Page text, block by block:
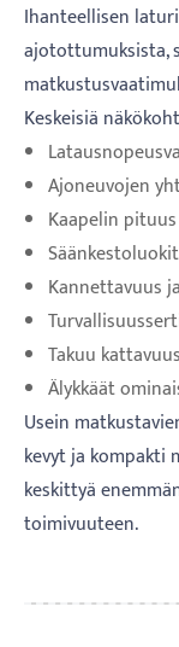
Ihanteellisen
ajotottumuksista,
Keskeisiä
Ajoneuvojen
Kaapelin pituus
Kannettavuus
Takuu kattavuus
Älykkäät
Usein
kevyt ja kompakti
keskittyä
toimivuuteen.